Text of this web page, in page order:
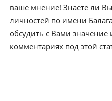
ваше мнение! Знаете ли
личностей по имени
обсудить с Вами значение
комментариях под этой